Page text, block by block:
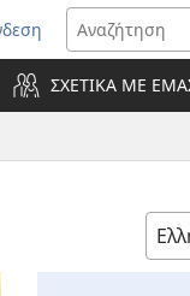
παράθυρο)ΣΧΕΤΙΚΑ ΜΕ